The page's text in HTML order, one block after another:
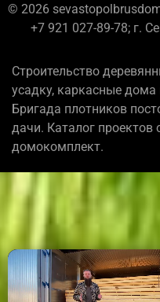
© 2026
+7 921 027-89-78; г.
Строительство
усадку, каркасные
Бригада плотников
дачи. Каталог проектов
домокомплект.